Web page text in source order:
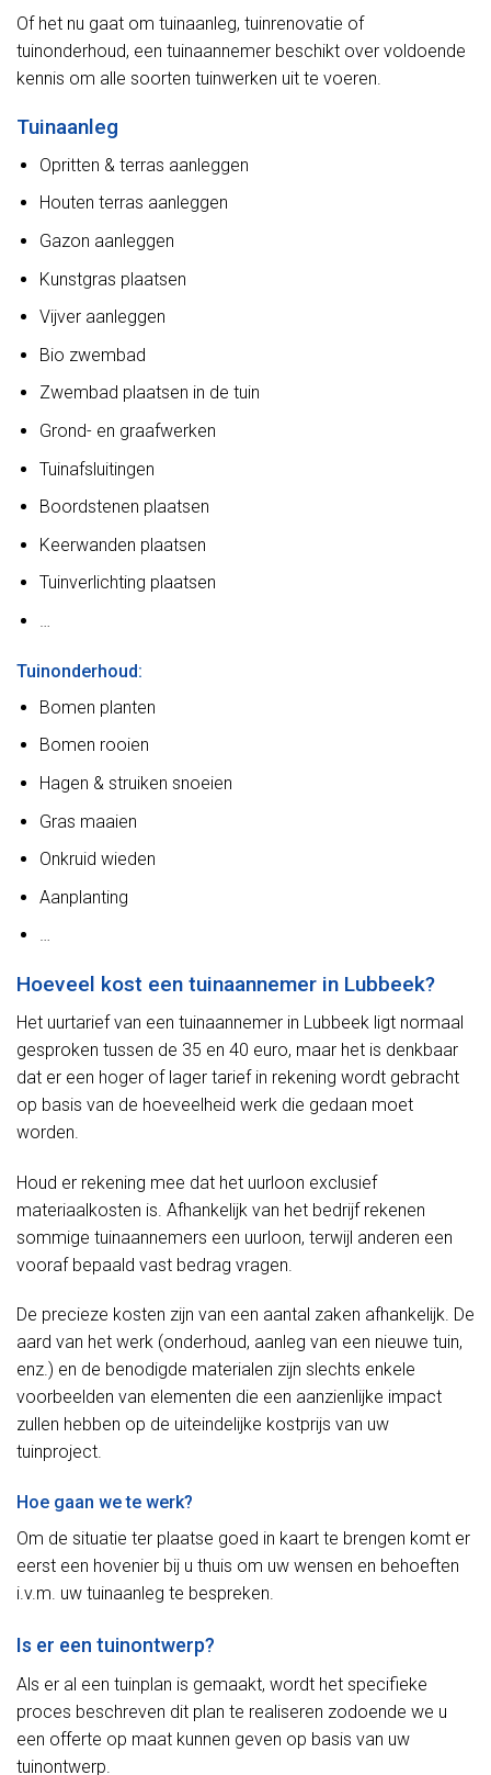
Of het nu gaat om tuinaanleg, tuinrenovatie of
tuinonderhoud, een tuinaannemer beschikt over voldoende
kennis om alle soorten tuinwerken uit te voeren.
Tuinaanleg
Opritten & terras aanleggen
Houten terras aanleggen
Gazon aanleggen
Kunstgras plaatsen
Vijver aanleggen
Bio zwembad
Zwembad plaatsen in de tuin
Grond- en graafwerken
Tuinafsluitingen
Boordstenen plaatsen
Keerwanden plaatsen
Tuinverlichting plaatsen
…
Tuinonderhoud:
Bomen planten
Bomen rooien
Hagen & struiken snoeien
Gras maaien
Onkruid wieden
Aanplanting
…
Hoeveel kost een tuinaannemer in Lubbeek?
Het uurtarief van een tuinaannemer in Lubbeek ligt normaal
gesproken tussen de 35 en 40 euro, maar het is denkbaar
dat er een hoger of lager tarief in rekening wordt gebracht
op basis van de hoeveelheid werk die gedaan moet
worden.
Houd er rekening mee dat het uurloon exclusief
materiaalkosten is. Afhankelijk van het bedrijf rekenen
sommige tuinaannemers een uurloon, terwijl anderen een
vooraf bepaald vast bedrag vragen.
De precieze kosten zijn van een aantal zaken afhankelijk. De
aard van het werk (onderhoud, aanleg van een nieuwe tuin,
enz.) en de benodigde materialen zijn slechts enkele
voorbeelden van elementen die een aanzienlijke impact
zullen hebben op de uiteindelijke kostprijs van uw
tuinproject.
Hoe gaan we te werk?
Om de situatie ter plaatse goed in kaart te brengen komt er
eerst een hovenier bij u thuis om uw wensen en behoeften
i.v.m. uw tuinaanleg te bespreken.
Is er een tuinontwerp?
Als er al een tuinplan is gemaakt, wordt het specifieke
proces beschreven dit plan te realiseren zodoende we u
een offerte op maat kunnen geven op basis van uw
tuinontwerp.